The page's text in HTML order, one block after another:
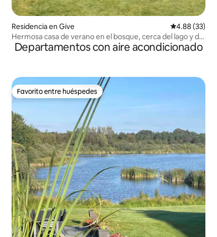
Residencia en Give Calificación
4.88 (33)
Hermosa casa de verano en el bosque, cerca del lago y de
las atracciones.
Departamentos con aire acondicionado
Favorito entre huéspedes
Favorito entre huéspedes